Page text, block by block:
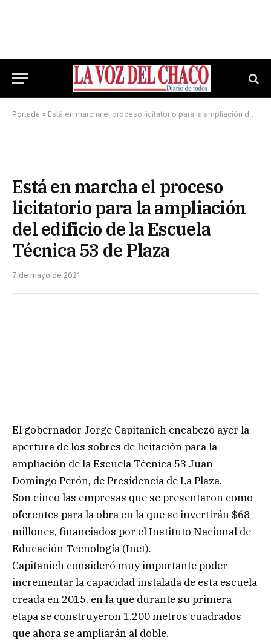
Portada » Está en marcha el proceso licitatorio para la ampliación del edificio de la Escuela Técnica 53 de Plaza
Está en marcha el proceso
licitatorio para la ampliación
del edificio de la Escuela
Técnica 53 de Plaza
7 de mayo de 2021
El gobernador Jorge Capitanich encabezó ayer la
apertura de los sobres de licitación para la
ampliación de la Escuela Técnica 53 Juan
Domingo Perón, de Presidencia de La Plaza.
Son cinco las empresas que se presentaron como
oferentes para la obra en la que se invertirán $68
millones, financiados por el Instituto Nacional de
Educación Tecnología (Inet).
Capitanich consideró muy importante poder
incrementar la capacidad instalada de esta escuela
creada en 2015, en la que durante su primera
etapa se construyeron 1.200 metros cuadrados
que ahora se ampliarán al doble.